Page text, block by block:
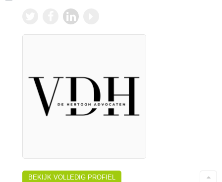
BEKIJK VOLLEDIG PROFIEL